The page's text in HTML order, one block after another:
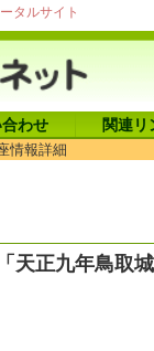
タルサイト
わせ 関連リ
情報詳細
天正九年鳥取